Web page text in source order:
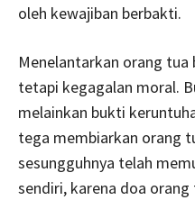
oleh kewajiban berbakti.
Menelantarkan orang
tetapi kegagalan moral.
melainkan bukti
tega membiarkan orang
sesungguhnya telah
sendiri, karena doa